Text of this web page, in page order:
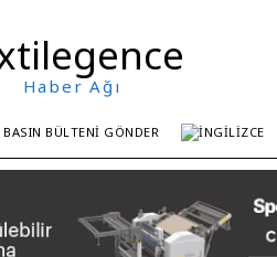
Haber Ağı
BASIN BÜLTENI GÖNDER